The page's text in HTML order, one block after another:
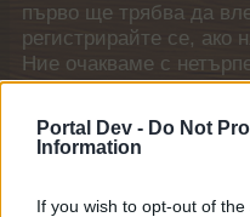
Portal Dev - Do Not
Information
If you wish to opt-out of
първо ще трябва да
регистрирайте се, ако
Ние очакваме с
посещение във
Кобрелия